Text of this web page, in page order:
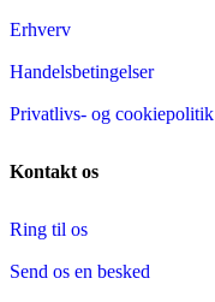
Erhverv
Handelsbetingelser
Privatlivs- og cookiepolitik
Kontakt os
Ring til os
Send os en besked